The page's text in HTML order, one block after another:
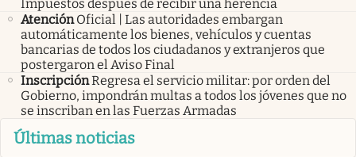
Impuestos después de recibir una herencia
Atención Oficial | Las autoridades embargan
automáticamente los bienes, vehículos y cuentas
bancarias de todos los ciudadanos y extranjeros que
postergaron el Aviso Final
InscripciónRegresa el servicio militar: por orden del
Gobierno, impondrán multas a todos los jóvenes que no
se inscriban en las Fuerzas Armadas
Últimas noticias